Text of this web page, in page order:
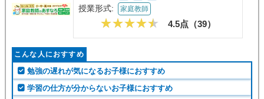
授業形式: 家庭教師
4.5点（39）
こんな人におすすめ
勉強の遅れが気になるお子様におすすめ
学習の仕方が分からないお子様におすすめ